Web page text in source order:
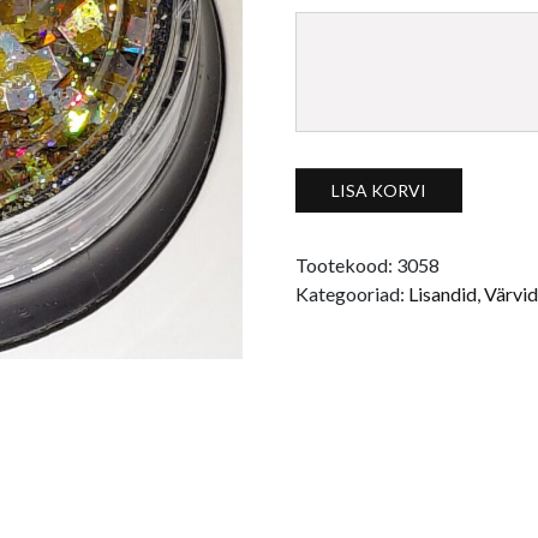
Glitterhelbed kuld-hõbe-
LISA KORVI
Tootekood: 3058
Kategooriad: Lisandid,